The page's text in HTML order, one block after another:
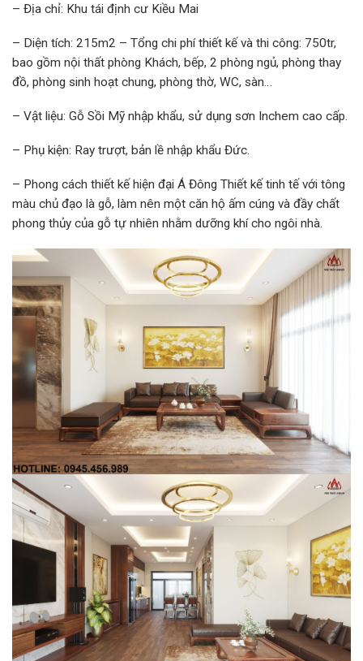
– Địa chỉ: Khu tái định cư Kiều Mai
– Diện tích: 215m2 – Tổng chi phí thiết kế và thi công: 750tr,
bao gồm nội thất phòng Khách, bếp, 2 phòng ngủ, phòng thay
đồ, phòng sinh hoạt chung, phòng thờ, WC, sàn…
– Vật liệu: Gỗ Sồi Mỹ nhập khẩu, sử dụng sơn Inchem cao cấp.
– Phụ kiện: Ray trượt, bản lề nhập khẩu Đức.
– Phong cách thiết kế hiện đại Á Đông Thiết kế tinh tế với tông
màu chủ đạo là gỗ, làm nên một căn hộ ấm cúng và đầy chất
phong thủy của gỗ tự nhiên nhằm dưỡng khí cho ngôi nhà.